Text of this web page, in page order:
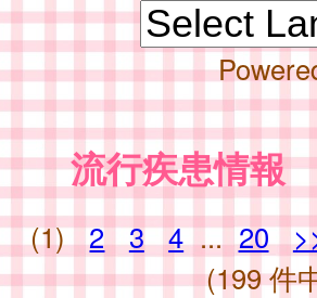
流行疾患情報
(1) 2 3 4 ... 20
(199 件